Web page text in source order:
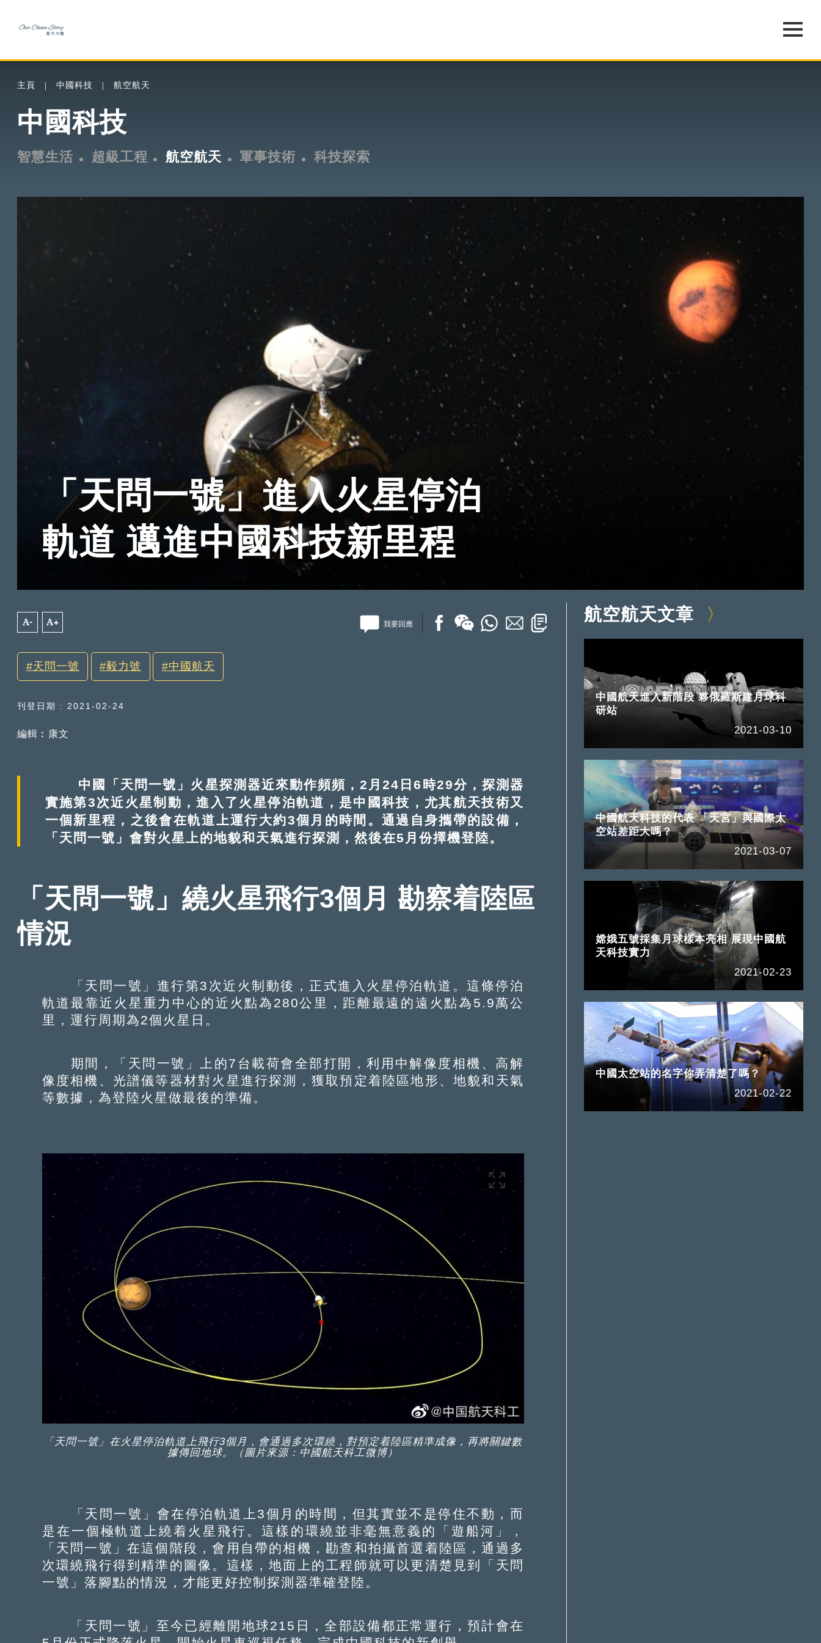
主頁 中國科技 航空航天
中國科技
智慧生活 超級工程 航空航天 軍事技術 科技探索
「天問一號」進入火星停泊
軌道 邁進中國科技新里程
A- A+ 我要回應
天問一號 毅力號 中國航天
刊登日期 : 2021-02-24
編輯︰康文
中國「天問一號」火星探測器近來動作頻頻，2月24日6時29分，探測器
實施第3次近火星制動，進入了火星停泊軌道，是中國科技，尤其航天技術又
一個新里程，之後會在軌道上運行大約3個月的時間。通過自身攜帶的設備，
「天問一號」會對火星上的地貌和天氣進行探測，然後在5月份擇機登陸。
「天問一號」繞火星飛行3個月 勘察着陸區
情況
「天問一號」進行第3次近火制動後，正式進入火星停泊軌道。這條停泊
軌道最靠近火星重力中心的近火點為280公里，距離最遠的遠火點為5.9萬公
里，運行周期為2個火星日。
期間，「天問一號」上的7台載荷會全部打開，利用中解像度相機、高解
像度相機、光譜儀等器材對火星進行探測，獲取預定着陸區地形、地貌和天氣
等數據，為登陸火星做最後的準備。
「天問一號」在火星停泊軌道上飛行3個月，會通過多次環繞，對預定着陸區精準成像，再將關鍵數
據傳回地球。（圖片來源：中國航天科工微博）
「天問一號」會在停泊軌道上3個月的時間，但其實並不是停住不動，而
是在一個極軌道上繞着火星飛行。這樣的環繞並非毫無意義的「遊船河」，
「天問一號」在這個階段，會用自帶的相機，勘查和拍攝首選着陸區，通過多
次環繞飛行得到精準的圖像。這樣，地面上的工程師就可以更清楚見到「天問
一號」落腳點的情況，才能更好控制探測器準確登陸。
「天問一號」至今已經離開地球215日，全部設備都正常運行，預計會在
航空航天文章
中國航天進入新階段 夥俄羅斯建月球科
研站
2021-03-10
中國航天科技的代表 「天宮」與國際太
空站差距大嗎？
2021-03-07
嫦娥五號採集月球樣本亮相 展現中國航
天科技實力
2021-02-23
中國太空站的名字你弄清楚了嗎？
2021-02-22